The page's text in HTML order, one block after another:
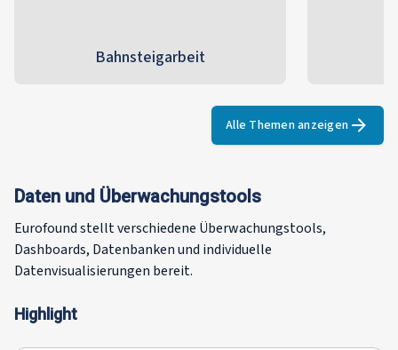
Bahnsteigarbeit
Alle Themen anzeigen
Daten und Überwachungstools
Eurofound stellt verschiedene Überwachungstools,
Dashboards, Datenbanken und individuelle
Datenvisualisierungen bereit.
Highlight